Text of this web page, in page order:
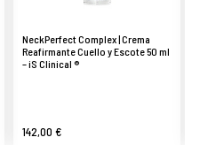
NeckPerfect Complex | Crema
Reafirmante Cuello y Escote 50 ml
– iS Clinical ®
142,00 €